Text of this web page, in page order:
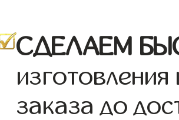
СДЕЛАЕМ
заказа до